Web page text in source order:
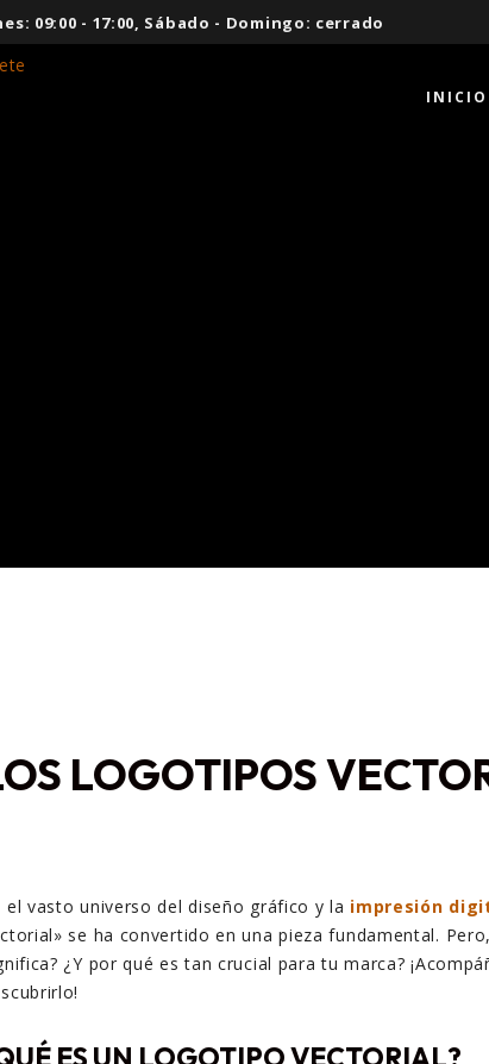
09:00 - 17:00, Sábado - Domingo: cerrado
INICIO
LOGOTIPOS
el vasto universo del diseño gráfico y la impresión
se ha convertido en una pieza fundamental.
¿Y por qué es tan crucial para tu marca?
ES UN LOGOTIPO VECTORIAL?